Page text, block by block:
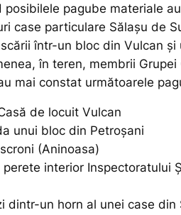
posibilele pagube materiale
case particulare Sălașu de
într-un bloc din Vulcan și
în teren, membrii Grupei
mai constat următoarele
de locuit Vulcan
unui bloc din Petroșani
(Aninoasa)
interior Inspectoratului
dintr-un horn al unei case din